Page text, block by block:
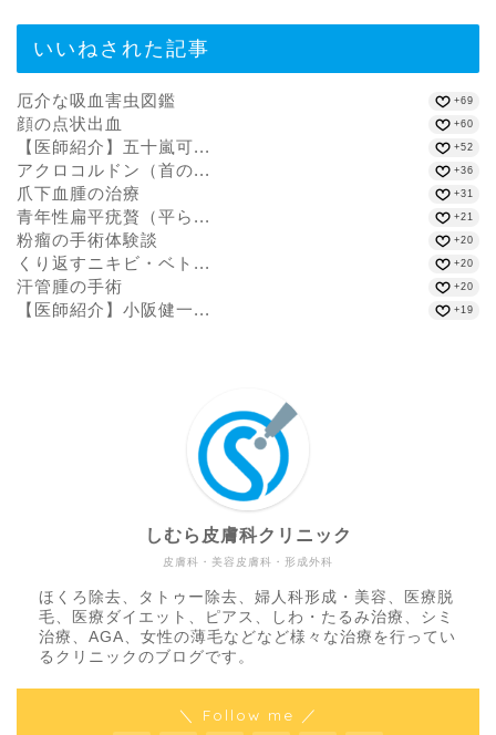
いいねされた記事
厄介な吸血害虫図鑑 +69
顔の点状出血 +60
【医師紹介】五十嵐可... +52
アクロコルドン（首の... +36
爪下血腫の治療 +31
青年性扁平疣贅（平ら... +21
粉瘤の手術体験談 +20
くり返すニキビ・ベト... +20
汗管腫の手術 +20
【医師紹介】小阪健一... +19
皮膚科・美容皮膚科・形成外科
しむら皮膚科クリニック
ほくろ除去、タトゥー除去、婦人科形成・美容、医療脱
毛、医療ダイエット、ピアス、しわ・たるみ治療、シミ
治療、AGA、女性の薄毛などなど様々な治療を行ってい
るクリニックのブログです。
＼ Follow me ／